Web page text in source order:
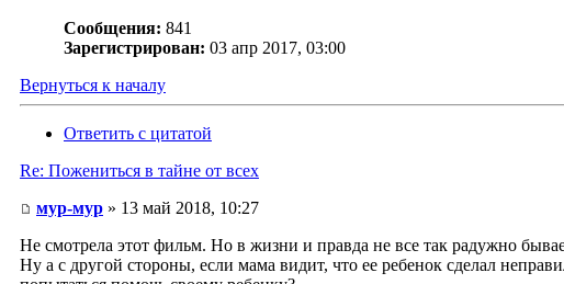
Сообщения: 841
Зарегистрирован: 03 апр 2017, 03:00
Вернуться к началу
Ответить с цитатой
Re: Пожениться в тайне от всех
мур-мур » 13 май 2018, 10:27
Не смотрела этот фильм. Но в жизни и правда не все так радужно
Ну а с другой стороны, если мама видит, что ее ребенок сделал